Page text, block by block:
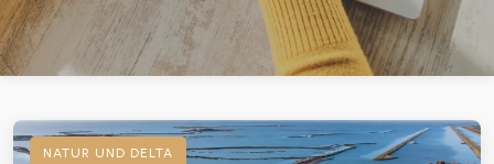
NATUR UND DELTA